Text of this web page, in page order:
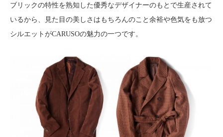
ブリックの特性を熟知した優秀なデザイナーのもとで生産されて
いるから、見た目の美しさはもちろんのこと余裕や色気をも放つ
シルエットがCARUSOの魅力の一つです。